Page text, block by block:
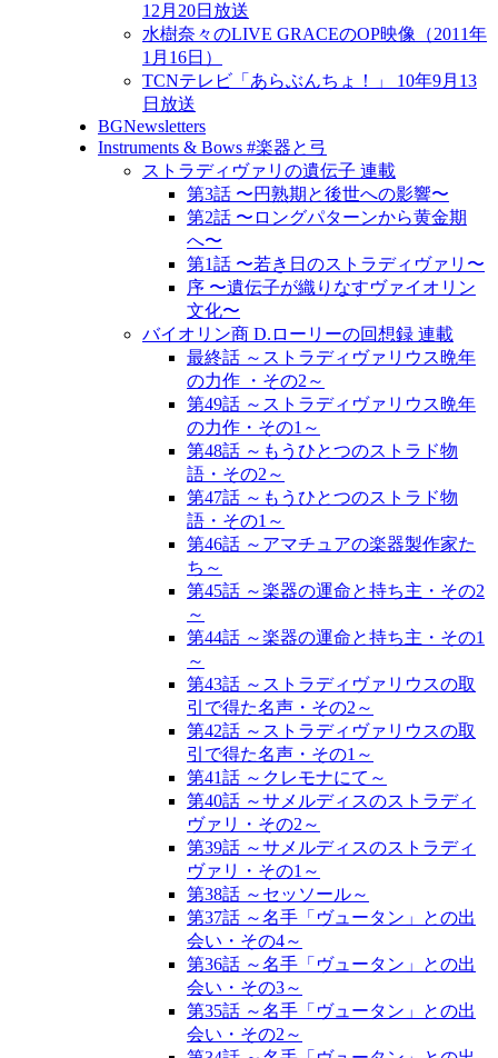
12月20日放送
水樹奈々のLIVE GRACEのOP映像（2011年
1月16日）
TCNテレビ「あらぶんちょ！」 10年9月13
日放送
BGNewsletters
Instruments & Bows #楽器と弓
ストラディヴァリの遺伝子 連載
第3話 〜円熟期と後世への影響〜
第2話 〜ロングパターンから黄金期
へ〜
第1話 〜若き日のストラディヴァリ〜
序 〜遺伝子が織りなすヴァイオリン
文化〜
バイオリン商 D.ローリーの回想録 連載
最終話 ～ストラディヴァリウス晩年
の力作 ・その2～
第49話 ～ストラディヴァリウス晩年
の力作・その1～
第48話 ～もうひとつのストラド物
語・その2～
第47話 ～もうひとつのストラド物
語・その1～
第46話 ～アマチュアの楽器製作家た
ち～
第45話 ～楽器の運命と持ち主・その2
～
第44話 ～楽器の運命と持ち主・その1
～
第43話 ～ストラディヴァリウスの取
引で得た名声・その2～
第42話 ～ストラディヴァリウスの取
引で得た名声・その1～
第41話 ～クレモナにて～
第40話 ～サメルディスのストラディ
ヴァリ・その2～
第39話 ～サメルディスのストラディ
ヴァリ・その1～
第38話 ～セッソール～
第37話 ～名手「ヴュータン」との出
会い・その4～
第36話 ～名手「ヴュータン」との出
会い・その3～
第35話 ～名手「ヴュータン」との出
会い・その2～